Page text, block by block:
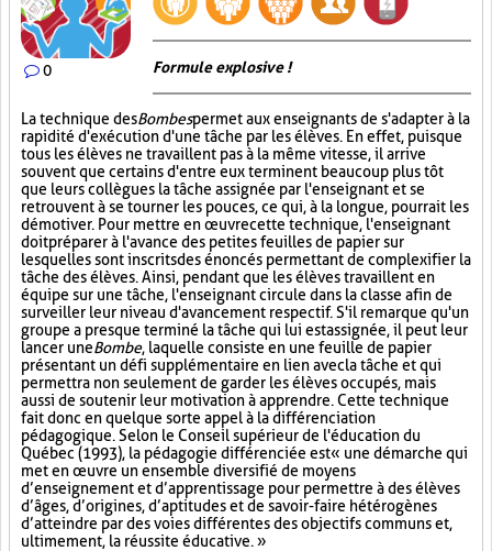
0 Formule explosive !
La technique desBombespermet aux enseignants de s'adapter à la
rapidité d'exécution d'une tâche par les élèves. En effet, puisque
tous les élèves ne travaillent pas à la même vitesse, il arrive
souvent que certains d'entre eux terminent beaucoup plus tôt
que leurs collègues la tâche assignée par l'enseignant et se
retrouvent à se tourner les pouces, ce qui, à la longue, pourrait les
démotiver. Pour mettre en œuvre cette technique, l'enseignant
doit préparer à l'avance des petites feuilles de papier sur
lesquelles sont inscrits des énoncés permettant de complexifier la
tâche des élèves. Ainsi, pendant que les élèves travaillent en
équipe sur une tâche, l'enseignant circule dans la classe afin de
surveiller leur niveau d'avancement respectif. S'il remarque qu'un
groupe a presque terminé la tâche qui lui est assignée, il peut leur
lancer uneBombe, laquelle consiste en une feuille de papier
présentant un défi supplémentaire en lien avec la tâche et qui
permettra non seulement de garder les élèves occupés, mais
aussi de soutenir leur motivation à apprendre. Cette technique
fait donc en quelque sorte appel à la différenciation
pédagogique. Selon le Conseil supérieur de l'éducation du
Québec (1993), la pédagogie différenciée est « une démarche qui
met en œuvre un ensemble diversifié de moyens
d’enseignement et d’apprentissage pour permettre à des élèves
d’âges, d’origines, d’aptitudes et de savoir-faire hétérogènes
d’atteindre par des voies différentes des objectifs communs et,
ultimement, la réussite éducative. »